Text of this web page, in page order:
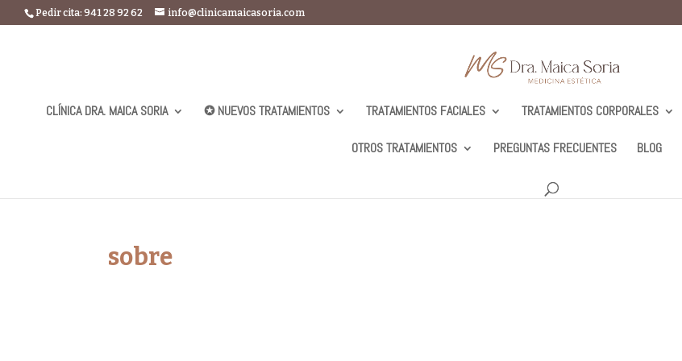
Pedir cita: 941 28 92 62 info@clinicamaicasoria.com
CLÍNICA DRA. MAICA SORIA ✪ NUEVOS TRATAMIENTOS TRATAMIENTOS FACIALES TRATAMIENTOS CORPORALES
OTROS TRATAMIENTOS PREGUNTAS FRECUENTES BLOG
sobre